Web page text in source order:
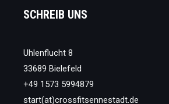
SCHREIB UNS
Uhlenflucht 8
33689 Bielefeld
+49 1573 5994879
start(at)crossfitsennestadt.de